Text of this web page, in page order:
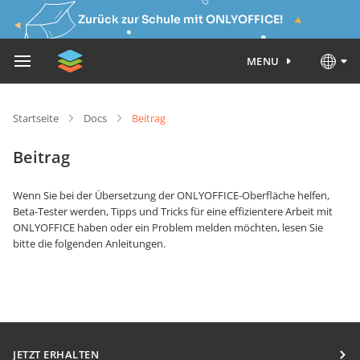
Zurück zur Schule mit ONLYOFFICE!
MENU
Startseite Docs Beitrag
Beitrag
Wenn Sie bei der Übersetzung der ONLYOFFICE-Oberfläche helfen,
Beta-Tester werden, Tipps und Tricks für eine effizientere Arbeit mit
ONLYOFFICE haben oder ein Problem melden möchten, lesen Sie
bitte die folgenden Anleitungen.
JETZT ERHALTEN